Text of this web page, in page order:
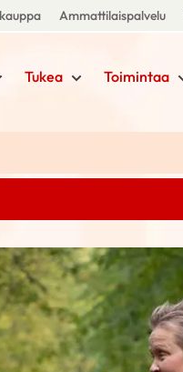
Ammattilaispalvelu
Tukea Toimintaa